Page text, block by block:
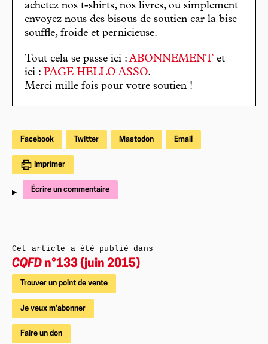
achetez nos t-shirts, nos livres, ou simplement
envoyez nous des bisous de soutien car la bise
souffle, froide et pernicieuse.
Tout cela se passe ici : ABONNEMENT et
ici : PAGE HELLO ASSO.
Merci mille fois pour votre soutien !
Facebook Twitter Mastodon Email
Imprimer
Écrire un commentaire
Cet article a été publié dans
CQFD n°133 (juin 2015)
Trouver un point de vente
Je veux m'abonner
Faire un don